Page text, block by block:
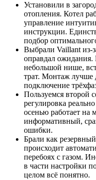
Установили в
отопления. Котел
управление
инструкции.
подбор
Выбрали Vaillant из-
оправдал ожидания.
небольшой нише,
трат. Монтаж лучше
подключение
Пользуемся второй
регулировка
осенью работает
информативный,
ошибки.
Брали как
происходит
перебоях с газом.
в части настройки
целом всё понятно.